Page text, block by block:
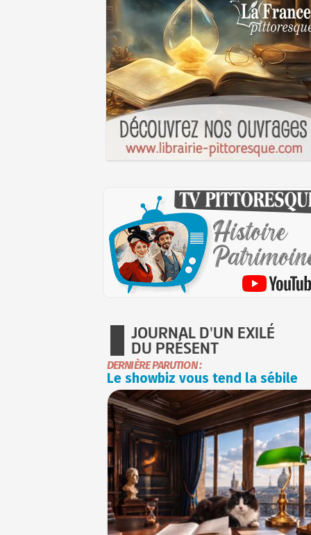
JOURNAL D'UN EXILÉ
DU PRÉSENT
DERNIÈRE PARUTION :
Le showbiz vous tend la sébile